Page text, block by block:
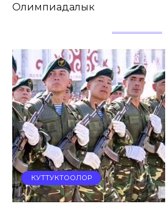
Олимпиадалык
КУТТУКТООЛОР